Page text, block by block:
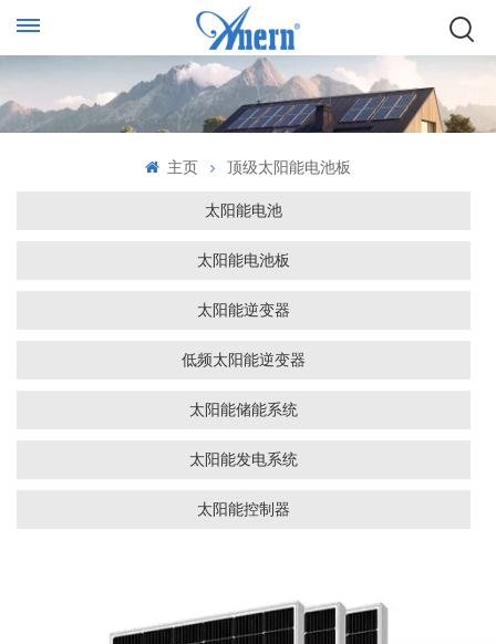
主页 顶级太阳能电池板
太阳能电池
太阳能电池板
太阳能逆变器
低频太阳能逆变器
太阳能储能系统
太阳能发电系统
太阳能控制器